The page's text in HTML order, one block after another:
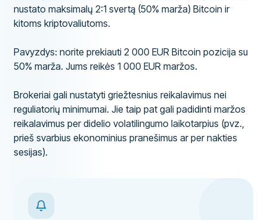
nustato maksimalų 2:1 svertą (50% marža) Bitcoin ir
kitoms kriptovaliutoms.
Pavyzdys: norite prekiauti 2 000 EUR Bitcoin pozicija su
50% marža. Jums reikės 1 000 EUR maržos.
Brokeriai gali nustatyti griežtesnius reikalavimus nei
reguliatorių minimumai. Jie taip pat gali padidinti maržos
reikalavimus per didelio volatilingumo laikotarpius (pvz.,
prieš svarbius ekonominius pranešimus ar per nakties
sesijas).